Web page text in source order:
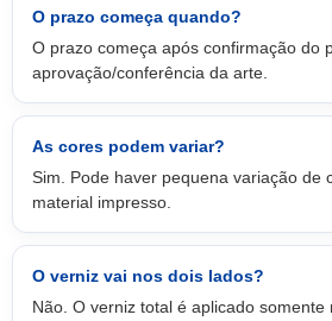
O prazo começa quando?
O prazo começa após confirmação do
aprovação/conferência da arte.
As cores podem variar?
Sim. Pode haver pequena variação de
material impresso.
O verniz vai nos dois lados?
Não. O verniz total é aplicado